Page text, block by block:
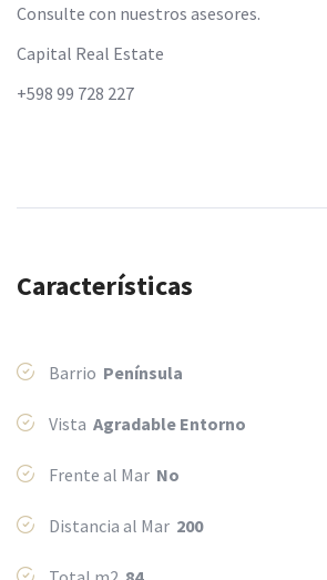
Consulte con nuestros asesores.
Capital Real Estate
+598 99 728 227
Características
Barrio Península
Vista Agradable Entorno
Frente al Mar No
Distancia al Mar 200